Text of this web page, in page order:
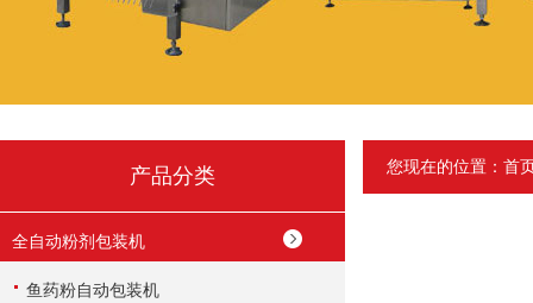
产品分类
全自动粉剂包装机
鱼药粉自动包装机
您现在的位置： 首